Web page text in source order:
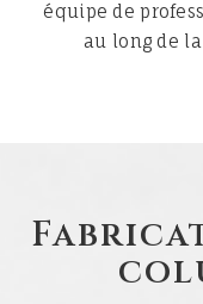
équipe de
au long de